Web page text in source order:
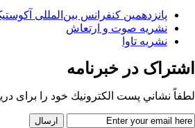
پانزدهمین کنفرانس بین‌المللی
نشریه صوت و ارتعاش
نشریه تاوا
اشتراک در خبرنامه
لطفاً نشاني پست الكترونيك خود را برای